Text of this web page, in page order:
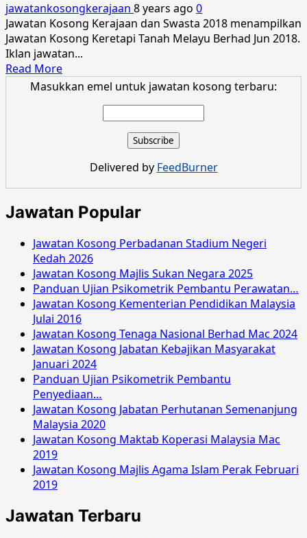
jawatankosongkerajaan 8 years ago 0
Jawatan Kosong Kerajaan dan Swasta 2018 menampilkan
Jawatan Kosong Keretapi Tanah Melayu Berhad Jun 2018.
Iklan jawatan...
Read MoreRead
more
Melayu
Berhad
2018
Masukkan emel untuk jawatan kosong terbaru:
Delivered by FeedBurner
Jawatan Popular
Jawatan Kosong Perbadanan Stadium Negeri
Kedah 2026
Jawatan Kosong Majlis Sukan Negara 2025
Panduan Ujian Psikometrik Pembantu Perawatan…
Jawatan Kosong Kementerian Pendidikan Malaysia
Julai 2016
Jawatan Kosong Tenaga Nasional Berhad Mac 2024
Jawatan Kosong Jabatan Kebajikan Masyarakat
Januari 2024
Panduan Ujian Psikometrik Pembantu
Penyediaan…
Jawatan Kosong Jabatan Perhutanan Semenanjung
Malaysia 2020
Jawatan Kosong Maktab Koperasi Malaysia Mac
2019
Jawatan Kosong Majlis Agama Islam Perak Februari
2019
Jawatan Terbaru